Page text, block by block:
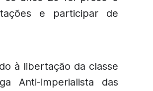
e participar de
à libertação da classe
Anti-imperialista das